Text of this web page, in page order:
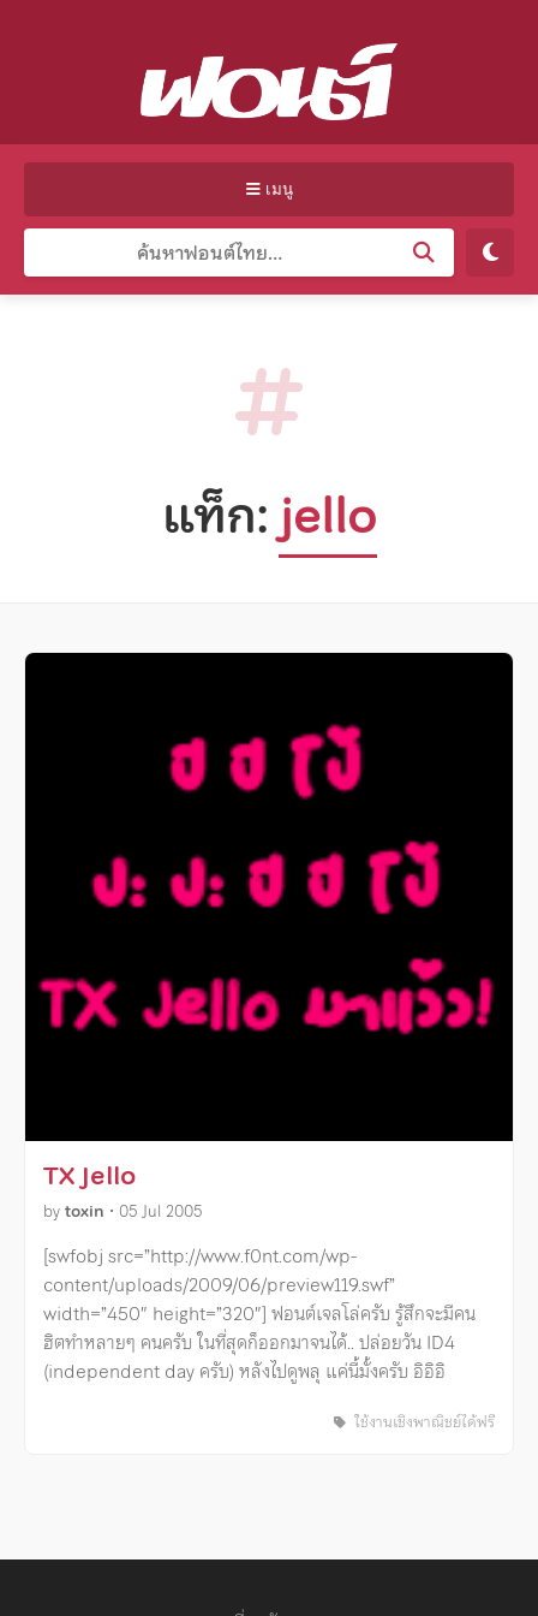
เมนู
แท็ก:jello
TX Jello
bytoxin • 05 Jul 2005
[swfobj src=”http://www.f0nt.com/wp-
content/uploads/2009/06/preview119.swf”
width=”450″ height=”320″] ฟอนต์เจลโล่ครับ รู้สึกจะมีคน
ฮิตทำหลายๆ คนครับ ในที่สุดก็ออกมาจนได้.. ปล่อยวัน ID4
(independent day ครับ) หลังไปดูพลุ แค่นี้มั้งครับ อิอิอิ
ใช้งานเชิงพาณิชย์ได้ฟรี